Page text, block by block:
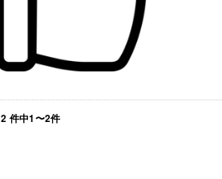
2 件中1〜2件